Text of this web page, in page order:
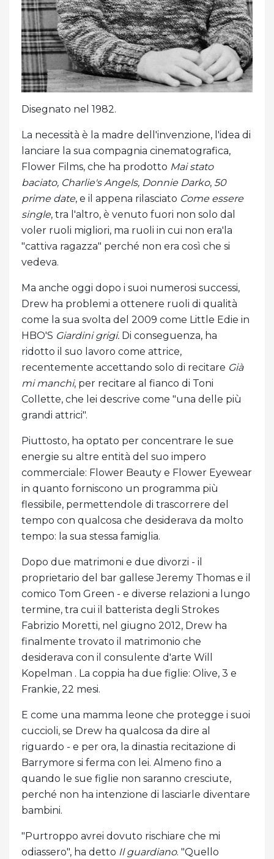
Disegnato nel 1982.
La necessità è la madre dell'invenzione, l'idea di
lanciare la sua compagnia cinematografica,
Flower Films, che ha prodotto Mai stato
baciato, Charlie's Angels, Donnie Darko, 50
prime date, e il appena rilasciato Come essere
single, tra l'altro, è venuto fuori non solo dal
voler ruoli migliori, ma ruoli in cui non era'la
"cattiva ragazza" perché non era così che si
vedeva.
Ma anche oggi dopo i suoi numerosi successi,
Drew ha problemi a ottenere ruoli di qualità
come la sua svolta del 2009 come Little Edie in
HBO'S Giardini grigi. Di conseguenza, ha
ridotto il suo lavoro come attrice,
recentemente accettando solo di recitare Già
mi manchi, per recitare al fianco di Toni
Collette, che lei descrive come "una delle più
grandi attrici".
Piuttosto, ha optato per concentrare le sue
energie su altre entità del suo impero
commerciale: Flower Beauty e Flower Eyewear
in quanto forniscono un programma più
flessibile, permettendole di trascorrere del
tempo con qualcosa che desiderava da molto
tempo: la sua stessa famiglia.
Dopo due matrimoni e due divorzi - il
proprietario del bar gallese Jeremy Thomas e il
comico Tom Green - e diverse relazioni a lungo
termine, tra cui il batterista degli Strokes
Fabrizio Moretti, nel giugno 2012, Drew ha
finalmente trovato il matrimonio che
desiderava con il consulente d'arte Will
Kopelman . La coppia ha due figlie: Olive, 3 e
Frankie, 22 mesi.
E come una mamma leone che protegge i suoi
cuccioli, se Drew ha qualcosa da dire al
riguardo - e per ora, la dinastia recitazione di
Barrymore si ferma con lei. Almeno fino a
quando le sue figlie non saranno cresciute,
perché non ha intenzione di lasciarle diventare
bambini.
"Purtroppo avrei dovuto rischiare che mi
odiassero", ha detto Il guardiano. "Quello